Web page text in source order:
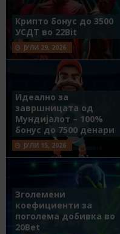
Крипто бонус до 3500
УСДТ во 22Bit
ЈУЛИ 29, 2026
Идеално за
завршницата од
Мундијалот – 100%
бонус до 7500 денари
ЈУЛИ 15, 2026
Зголемени
коефициенти за
поголема добивка во
20Bet